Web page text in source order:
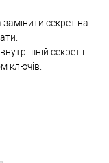
секрет на
секрет і
ключів.